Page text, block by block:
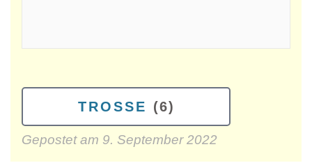
TROSSE (6)
Gepostet am 9. September 2022